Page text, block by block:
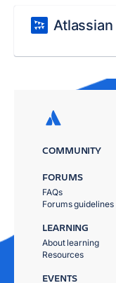
COMMUNITY
FORUMS
FAQs
Forums guidelines
LEARNING
About learning
Resources
EVENTS